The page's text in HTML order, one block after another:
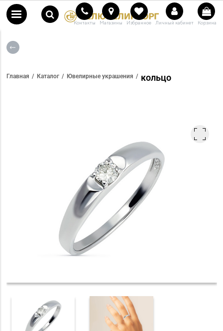
Контакты Магазины Избранное Личный кабинет Корзина
Главная Каталог Ювелирные украшения кольцо